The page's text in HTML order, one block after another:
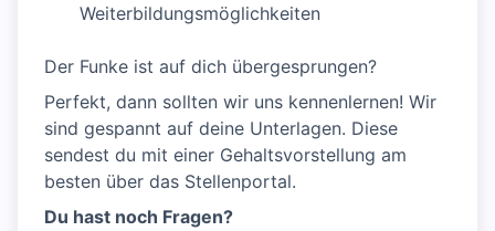
Weiterbildungsmöglichkeiten
Der Funke ist auf dich übergesprungen?
Perfekt, dann sollten wir uns kennenlernen! Wir
sind gespannt auf deine Unterlagen. Diese
sendest du mit einer Gehaltsvorstellung am
besten über das Stellenportal.
Du hast noch Fragen?